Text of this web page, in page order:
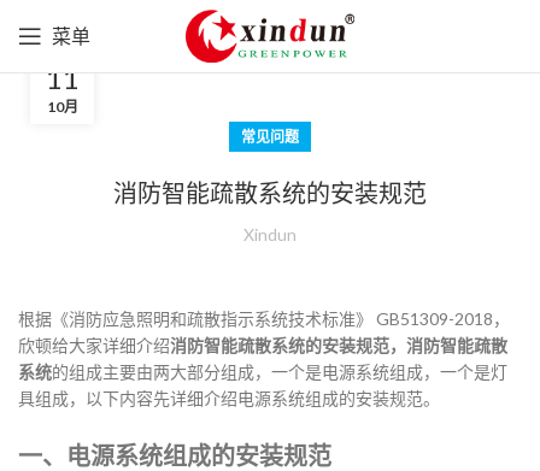
菜单
常见问题
消防智能疏散系统的安装规范
Xindun
11
10月
根据《消防应急照明和疏散指示系统技术标准》 GB51309-2018，
欣顿给大家详细介绍消防智能疏散系统的安装规范，消防智能疏散
系统的组成主要由两大部分组成，一个是电源系统组成，一个是灯
具组成，以下内容先详细介绍电源系统组成的安装规范。
一、电源系统组成的安装规范